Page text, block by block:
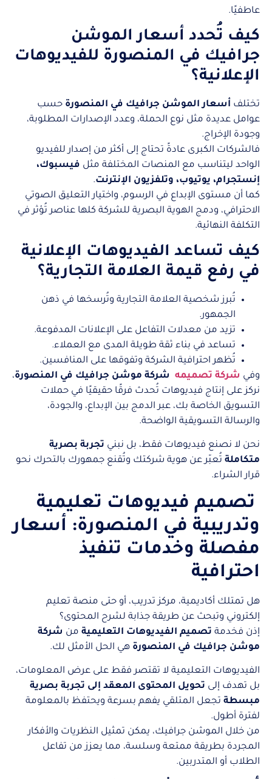
عاطفيًا.
كيف تُحدد أسعار الموشن
جرافيك في المنصورة للفيديوهات
الإعلانية؟
تختلف أسعار الموشن جرافيك في المنصورة حسب
عوامل عديدة مثل نوع الحملة، وعدد الإصدارات المطلوبة،
وجودة الإخراج.
فالشركات الكبرى عادةً تحتاج إلى أكثر من إصدار للفيديو
الواحد ليتناسب مع المنصات المختلفة مثل فيسبوك،
إنستجرام، يوتيوب، وتلفزيون الإنترنت.
كما أن مستوى الإبداع في الرسوم، واختيار التعليق الصوتي
الاحترافي، ودمج الهوية البصرية للشركة كلها عناصر تُؤثر في
التكلفة النهائية.
كيف تساعد الفيديوهات الإعلانية
في رفع قيمة العلامة التجارية؟
تُبرز شخصية العلامة التجارية وتُرسخها في ذهن
الجمهور.
تزيد من معدلات التفاعل على الإعلانات المدفوعة.
تساعد في بناء ثقة طويلة المدى مع العملاء.
تُظهر احترافية الشركة وتفوقها على المنافسين.
وفي شركة تصميمه شركة موشن جرافيك في المنصورة،
نركز على إنتاج فيديوهات تُحدث فرقًا حقيقيًا في حملات
التسويق الخاصة بك، عبر الدمج بين الإبداع، والجودة،
والرسالة التسويقية الواضحة.
نحن لا نصنع فيديوهات فقط، بل نبني تجربة بصرية
متكاملة تُعبّر عن هوية شركتك وتُقنع جمهورك بالتحرك نحو
قرار الشراء.
تصميم فيديوهات تعليمية
وتدريبية في المنصورة: أسعار
مفصلة وخدمات تنفيذ
احترافية
هل تمتلك أكاديمية، مركز تدريب، أو حتى منصة تعليم
إلكتروني وتبحث عن طريقة جذابة لشرح المحتوى؟
إذن فخدمة تصميم الفيديوهات التعليمية من شركة
موشن جرافيك في المنصورة هي الحل الأمثل لك.
الفيديوهات التعليمية لا تقتصر فقط على عرض المعلومات،
بل تهدف إلى تحويل المحتوى المعقد إلى تجربة بصرية
مبسطة تجعل المتلقي يفهم بسرعة ويحتفظ بالمعلومة
لفترة أطول.
من خلال الموشن جرافيك، يمكن تمثيل النظريات والأفكار
المجردة بطريقة ممتعة وسلسة، مما يعزز من تفاعل
الطلاب أو المتدربين.